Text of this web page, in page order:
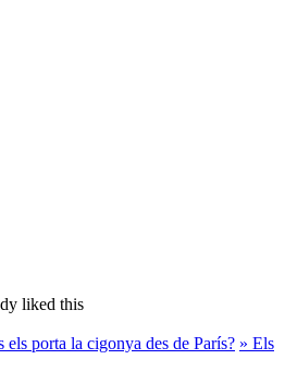
liked this
els porta la cigonya des de París? » Els